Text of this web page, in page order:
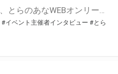
こんにちは、とらのあなWEBオンリー運営スタッフです。 新たにお届けする、イベント主催者インタビュー-マルシェ編-は、 とらのあなWEBオンリー「マルシェ」をご利用した主催様に 「マルシェ」を使って開催した感想や心がけをお聞きする企画です。 今回は、WEBオンリー初開催「つるみかるぱれーど
#イベント主催者インタビュー #とら